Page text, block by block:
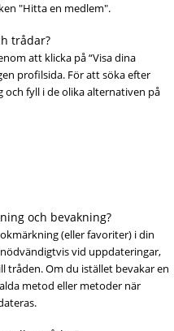
"Hitta en medlem".
trådar?
att klicka på “Visa dina
profilsida. För att söka efter
fyll i de olika alternativen på
och bevakning?
(eller favoriter) i din
vid uppdateringar,
tråden. Om du istället bevakar en
metod eller metoder när